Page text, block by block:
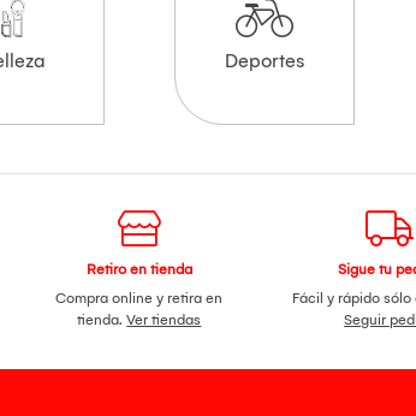
Deportes
Retiro en tienda
Compra online y retira en
tienda.Ver tiendas
Sigue tu
Fácil y rápido sólo
Seguir